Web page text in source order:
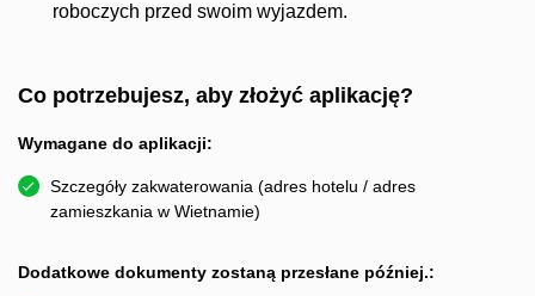
roboczych przed swoim wyjazdem.
Co potrzebujesz, aby złożyć aplikację?
Wymagane do aplikacji:
Szczegóły zakwaterowania (adres hotelu / adres
zamieszkania w Wietnamie)
Dodatkowe dokumenty zostaną przesłane później.: